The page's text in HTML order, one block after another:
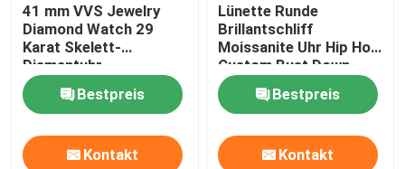
41 mm VVS Jewelry
Diamond Watch 29
Karat Skelett-
Diamantuhr
Bestpreis
Kontakt
Lünette Runde
Brillantschliff
Moissanite Uhr Hip Hop
Custom Bust Down
Watch
Bestpreis
Kontakt